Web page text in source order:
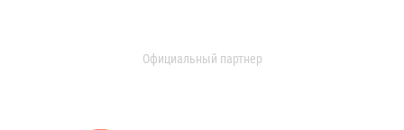
Официальный партнер